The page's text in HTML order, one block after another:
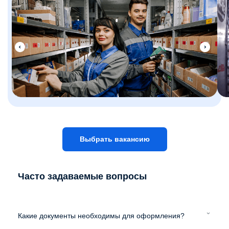
Выбрать вакансию
Часто задаваемые вопросы
Какие документы необходимы для оформления?